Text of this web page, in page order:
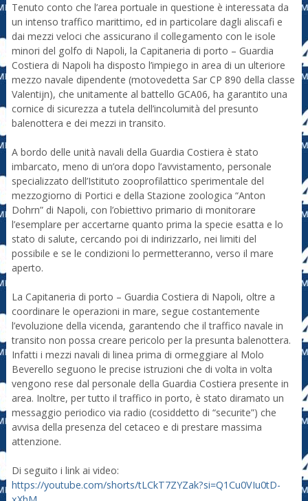
Tenuto conto che l’area portuale in questione è interessata da
un intenso traffico marittimo, ed in particolare dagli aliscafi e
dai mezzi veloci che assicurano il collegamento con le isole
minori del golfo di Napoli, la Capitaneria di porto – Guardia
Costiera di Napoli ha disposto l’impiego in area di un ulteriore
mezzo navale dipendente (motovedetta Sar CP 890 della classe
Valentijn), che unitamente al battello GCA06, ha garantito una
cornice di sicurezza a tutela dell’incolumità del presunto
balenottera e dei mezzi in transito.
A bordo delle unità navali della Guardia Costiera è stato
imbarcato, meno di un’ora dopo l’avvistamento, personale
specializzato dell’Istituto zooprofilattico sperimentale del
mezzogiorno di Portici e della Stazione zoologica “Anton
Dohrn” di Napoli, con l’obiettivo primario di monitorare
l’esemplare per accertarne quanto prima la specie esatta e lo
stato di salute, cercando poi di indirizzarlo, nei limiti del
possibile e se le condizioni lo permetteranno, verso il mare
aperto.
La Capitaneria di porto – Guardia Costiera di Napoli, oltre a
coordinare le operazioni in mare, segue costantemente
l’evoluzione della vicenda, garantendo che il traffico navale in
transito non possa creare pericolo per la presunta balenottera.
Infatti i mezzi navali di linea prima di ormeggiare al Molo
Beverello seguono le precise istruzioni che di volta in volta
vengono rese dal personale della Guardia Costiera presente in
area. Inoltre, per tutto il traffico in porto, è stato diramato un
messaggio periodico via radio (cosiddetto di “securite”) che
avvisa della presenza del cetaceo e di prestare massima
attenzione.
Di seguito i link ai video:
https://youtube.com/shorts/tLCkT7ZYZak?si=Q1Cu0VIu0tD-